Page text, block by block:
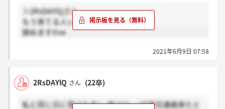
＞2RsDAYlQさん
もう来てる人いるんですねw
諦めますわw
2021年6月9日 07:58
2RsDAYlQ さん (22卒)
私と同じ日に受けた方(一般フロー)が翌日連絡来たと